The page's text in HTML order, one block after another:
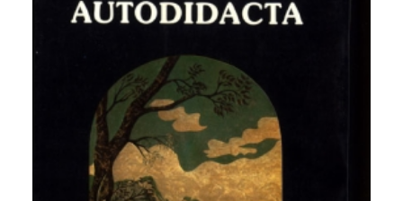
AUTORES DESTACADOS
GLOSARIO
CONTACTO